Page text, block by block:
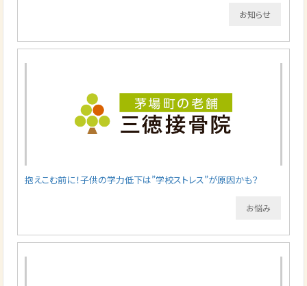
お知らせ
抱えこむ前に！子供の学力低下は”学校ストレス”が原因かも？
お悩み